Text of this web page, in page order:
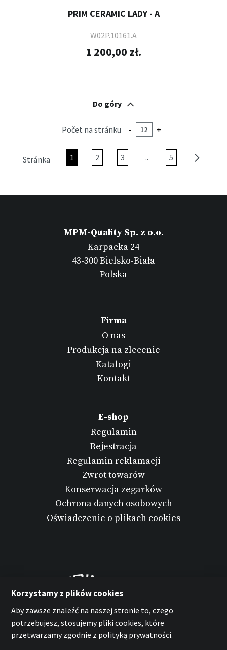
PRIM CERAMIC LADY - A
W02P.10161.A
1 200,00 zł.
Do góry
Počet na stránku - +
Stránka 1 2 3 .. 5
MPM-Quality Sp. z o.o.
Karpacka 24
43-300 Bielsko-Biała
Polska
Firma
O nas
Produkcja na zlecenie
Katalogi
Kontakt
E-shop
Regulamin
Rejestracja
Regulamin reklamacji
Zwrot towarów
Konserwacja zegarków
Ochrona danych osobowych
Oświadczenie o plikach cookies
Korzystamy z plików cookies
Aby zawsze znaleźć na naszej stronie to, czego
potrzebujesz, stosujemy pliki cookies, które
przetwarzamy zgodnie z polityką prywatności.